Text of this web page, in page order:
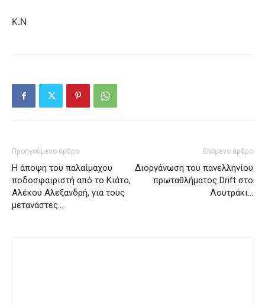
Κ.Ν
Προηγούμενο άρθρο
Η άποψη του παλαίμαχου
ποδοσφαιριστή από το Κιάτο,
Αλέκου Αλεξανδρή, για τους
μετανάστες…
Επόμενο άρθρο
Διοργάνωση του πανελληνίου
πρωταθλήματος Drift στο
Λουτράκι…